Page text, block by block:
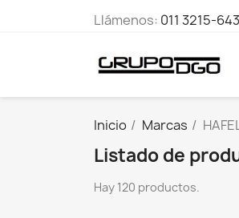
Llámenos: 011 3215-
Inicio Marcas
Listado de
Hay 120 productos.